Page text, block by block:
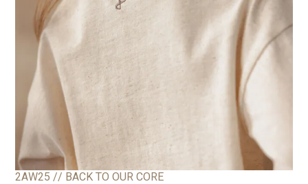
2AW25 // BACK TO OUR CORE